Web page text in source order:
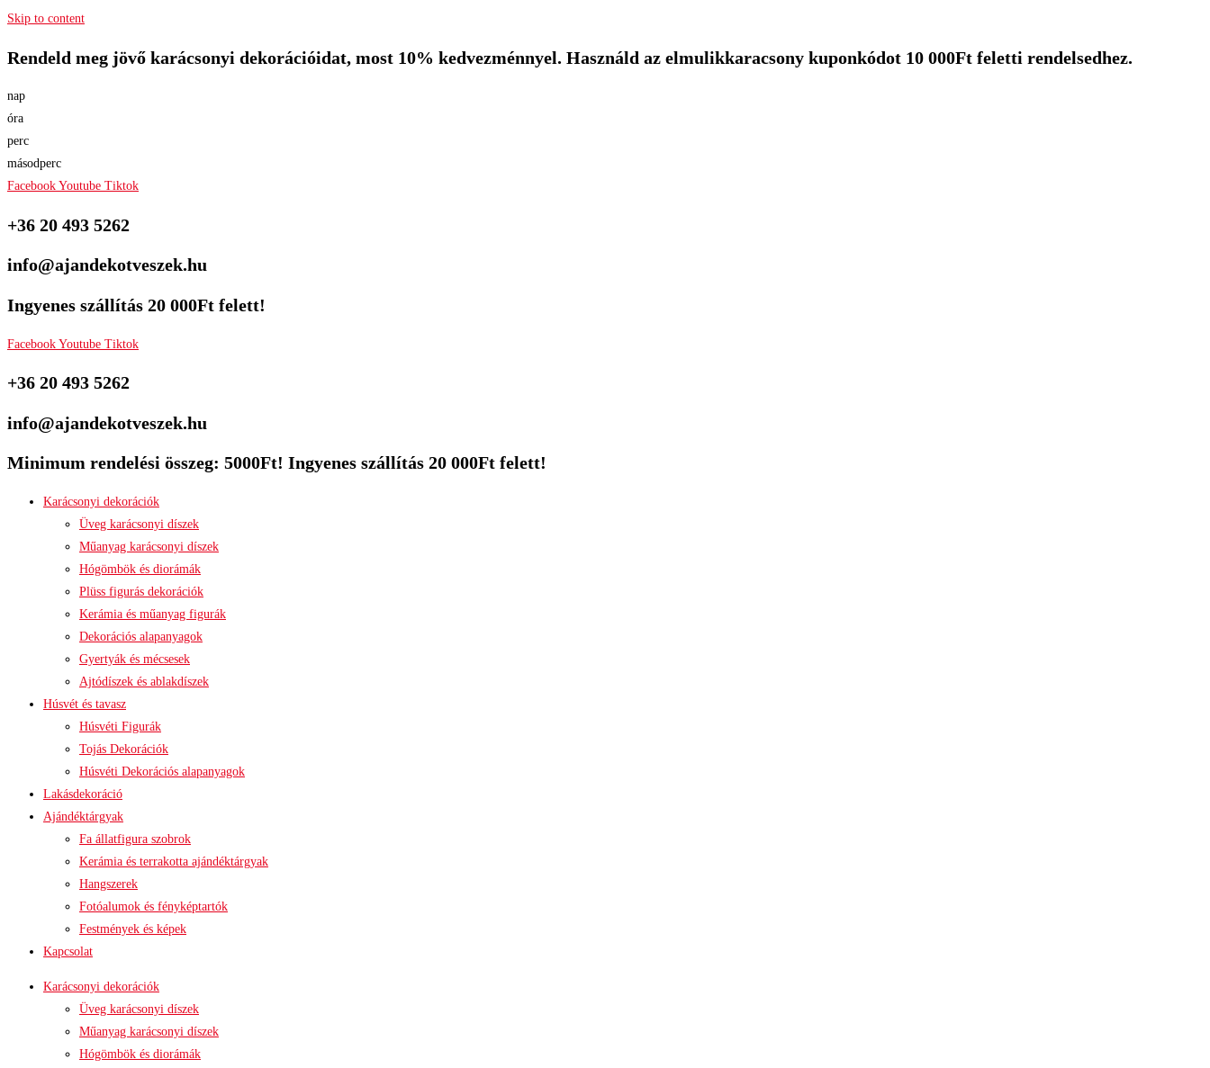
Skip to content
Rendeld meg jövő karácsonyi dekorációidat, most 10% kedvezménnyel. Használd az elmulikkaracsony kuponkódot 10 000Ft feletti rendelsedhez.
nap
óra
perc
másodperc
Facebook Youtube Tiktok
+36 20 493 5262
info@ajandekotveszek.hu
Ingyenes szállítás 20 000Ft felett!
Facebook Youtube Tiktok
+36 20 493 5262
info@ajandekotveszek.hu
Minimum rendelési összeg: 5000Ft! Ingyenes szállítás 20 000Ft felett!
Karácsonyi dekorációk
Üveg karácsonyi díszek
Műanyag karácsonyi díszek
Hógömbök és diorámák
Plüss figurás dekorációk
Kerámia és műanyag figurák
Dekorációs alapanyagok
Gyertyák és mécsesek
Ajtódíszek és ablakdíszek
Húsvét és tavasz
Húsvéti Figurák
Tojás Dekorációk
Húsvéti Dekorációs alapanyagok
Lakásdekoráció
Ajándéktárgyak
Fa állatfigura szobrok
Kerámia és terrakotta ajándéktárgyak
Hangszerek
Fotóalumok és fényképtartók
Festmények és képek
Kapcsolat
Karácsonyi dekorációk
Üveg karácsonyi díszek
Műanyag karácsonyi díszek
Hógömbök és diorámák